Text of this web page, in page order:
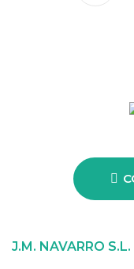
J.M. NAVARRO S.L.